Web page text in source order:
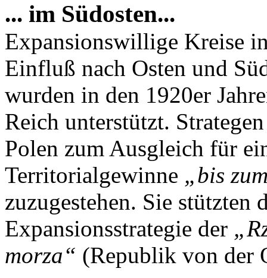
... im Südosten...
Expansionswillige Kreise
Einfluß nach Osten und
wurden in den 1920er
Reich unterstützt.
Polen zum Ausgleich für
Territorialgewinne „bis
zuzugestehen. Sie stützten
Expansionsstrategie der
morza“ (Republik von der